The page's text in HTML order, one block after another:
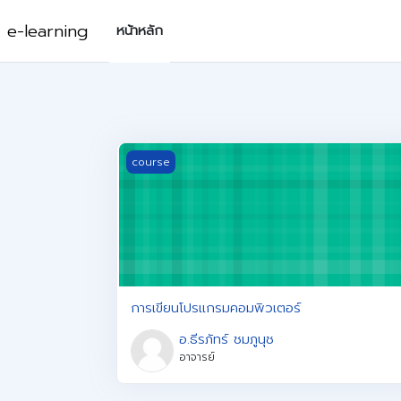
e-learning หน้าหลัก
การเขียนโปรแกรมคอมพิวเตอร์
course
การเขียนโปรแกรมคอมพิวเตอร์
อ.ธีรภัทร์ ชมภูนุช
อาจารย์